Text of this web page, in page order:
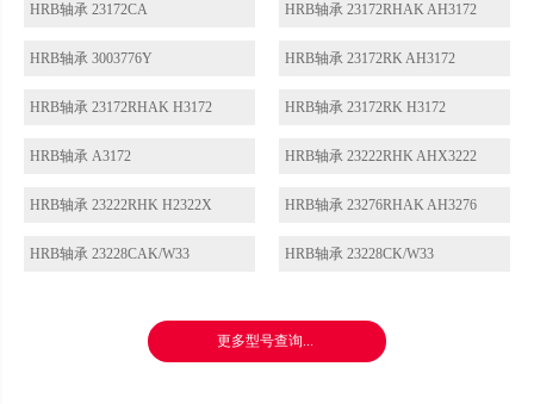
HRB轴承 23172CA HRB轴承 23172RHAK AH3172
HRB轴承 3003776Y HRB轴承 23172RK AH3172
HRB轴承 23172RHAK H3172 HRB轴承 23172RK H3172
HRB轴承 A3172 HRB轴承 23222RHK AHX3222
HRB轴承 23222RHK H2322X HRB轴承 23276RHAK AH3276
HRB轴承 23228CAK/W33 HRB轴承 23228CK/W33
更多型号查询...